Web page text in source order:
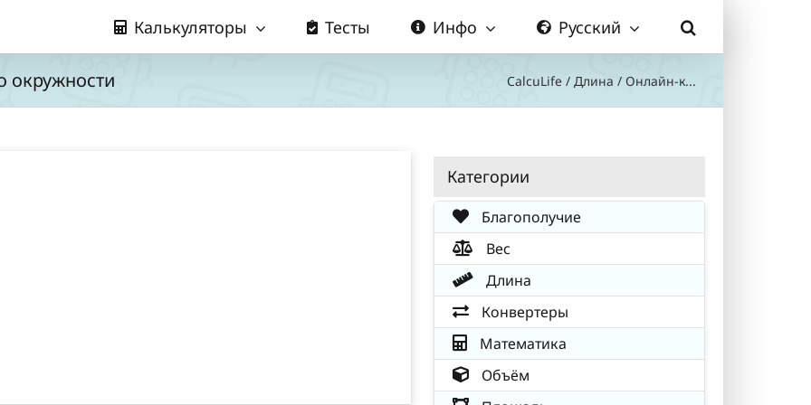
Калькуляторы Тесты Инфо Русский
окружности CalcuLife / Длина / Онлайн-к...
Категории
Благополучие
Вес
Длина
Конвертеры
Математика
Объём